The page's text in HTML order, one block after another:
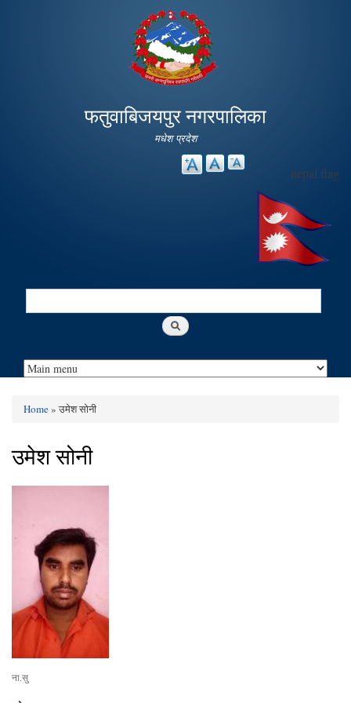
main
content
फतुवाबिजयपुर नगरपालिका
मधेश प्रदेश
nepal flag
Search
Home» उमेश सोनी
उमेश सोनी
ना.सु